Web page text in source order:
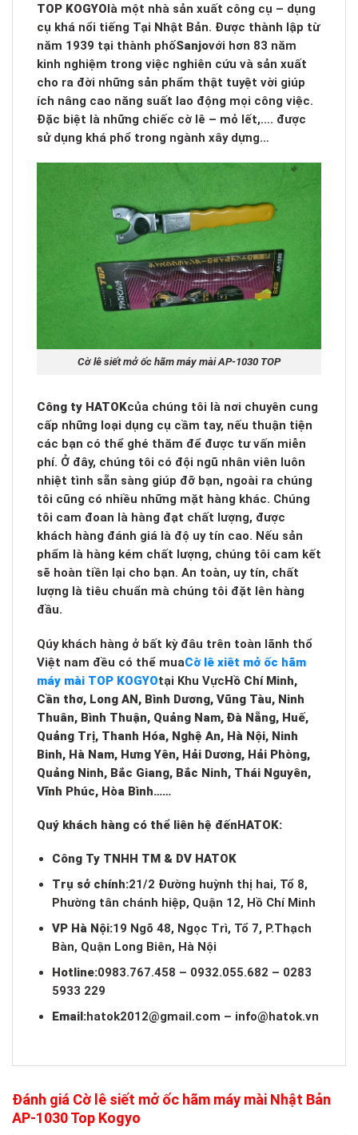
TOP KOGYOlà một nhà sản xuất công cụ – dụng
cụ khá nổi tiếng Tại Nhật Bản. Được thành lập từ
năm 1939 tại thành phốSanjovới hơn 83 năm
kinh nghiệm trong việc nghiên cứu và sản xuất
cho ra đời những sản phẩm thật tuyệt vời giúp
ích nâng cao năng suất lao động mọi công việc.
Đặc biệt là những chiếc cờ lê – mỏ lết,…. được
sử dụng khá phổ trong ngành xây dựng…
Cờ lê siết mở ốc hãm máy mài AP-1030 TOP
Công ty HATOKcủa chúng tôi là nơi chuyên cung
cấp những loại dụng cụ cầm tay, nếu thuận tiện
các bạn có thể ghé thăm để được tư vấn miễn
phí. Ở đây, chúng tôi có đội ngũ nhân viên luôn
nhiệt tình sẵn sàng giúp đỡ bạn, ngoài ra chúng
tôi cũng có nhiều những mặt hàng khác. Chúng
tôi cam đoan là hàng đạt chất lượng, được
khách hàng đánh giá là độ uy tín cao. Nếu sản
phẩm là hàng kém chất lượng, chúng tôi cam kết
sẽ hoàn tiền lại cho bạn. An toàn, uy tín, chất
lượng là tiêu chuẩn mà chúng tôi đặt lên hàng
đầu.
Qúy khách hàng ở bất kỳ đâu trên toàn lãnh thổ
Việt nam đều có thể muaCờ lê xiêt mở ốc hãm
máy mài TOP KOGYOtại Khu VựcHồ Chí Minh,
Cần thơ, Long AN, Bình Dương, Vũng Tàu, Ninh
Thuân, Bình Thuận, Quảng Nam, Đà Nẵng, Huế,
Quảng Trị, Thanh Hóa, Nghệ An, Hà Nội, Ninh
Binh, Hà Nam, Hưng Yên, Hải Dương, Hải Phòng,
Quảng Ninh, Bắc Giang, Bắc Ninh, Thái Nguyên,
Vĩnh Phúc, Hòa Bình……
Quý khách hàng có thể liên hệ đếnHATOK:
Công Ty TNHH TM & DV HATOK
Trụ sở chính:21/2 Đường huỳnh thị hai, Tổ 8,
Phường tân chánh hiệp, Quận 12, Hồ Chí Minh
VP Hà Nội:19 Ngõ 48, Ngọc Trì, Tổ 7, P.Thạch
Bàn, Quận Long Biên, Hà Nội
Hotline:0983.767.458 – 0932.055.682 – 0283
5933 229
Email:hatok2012@gmail.com – info@hatok.vn
Đánh giá Cờ lê siết mở ốc hãm máy mài Nhật Bản
AP-1030 Top Kogyo